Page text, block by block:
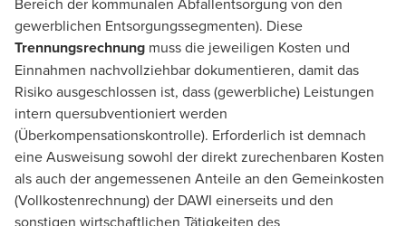
gewerblichen Entsorgungssegmenten). Diese
Trennungsrechnung muss die jeweiligen Kosten und
Einnahmen nachvollziehbar dokumentieren, damit das
Risiko ausgeschlossen ist, dass (gewerbliche) Leistungen
intern quersubventioniert werden
(Überkompensationskontrolle). Erforderlich ist demnach
eine Ausweisung sowohl der direkt zurechenbaren Kosten
als auch der angemessenen Anteile an den Gemeinkosten
(Vollkostenrechnung) der DAWI einerseits und den
sonstigen wirtschaftlichen Tätigkeiten des